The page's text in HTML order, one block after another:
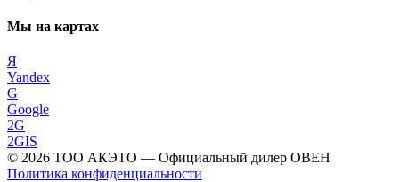
Мы на картах
Я
Yandex
G
Google
2G
2GIS
© 2026 ТОО АКЭТО — Официальный дилер ОВЕН
Политика конфиденциальности